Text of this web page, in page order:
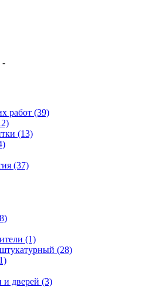
-
работ (39)
(13)
(37)
(1)
(28)
и дверей (3)